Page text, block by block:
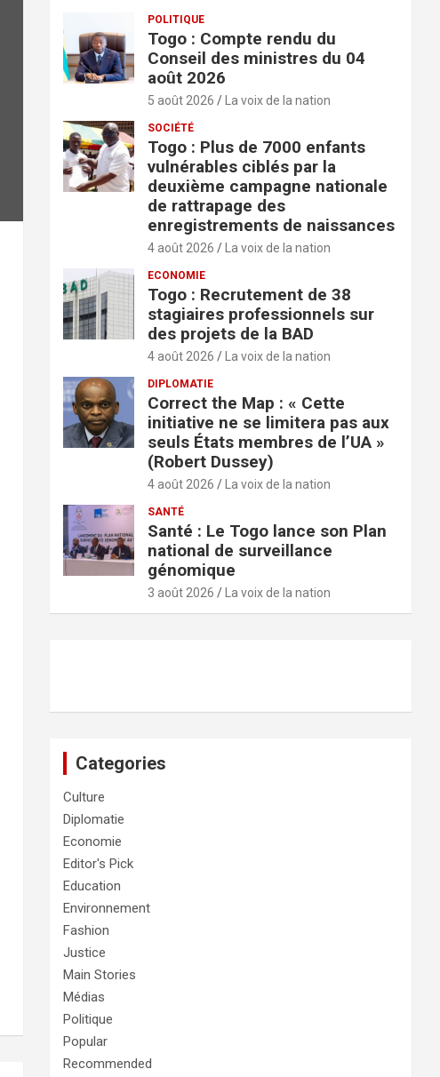
POLITIQUE
Togo : Compte rendu du
Conseil des ministres du 04
août 2026
5 août 2026 La voix de la nation
SOCIÉTÉ
Togo : Plus de 7000 enfants
vulnérables ciblés par la
deuxième campagne nationale
de rattrapage des
enregistrements de naissances
4 août 2026 La voix de la nation
ECONOMIE
Togo : Recrutement de 38
stagiaires professionnels sur
des projets de la BAD
4 août 2026 La voix de la nation
DIPLOMATIE
Correct the Map : « Cette
initiative ne se limitera pas aux
seuls États membres de l’UA »
(Robert Dussey)
4 août 2026 La voix de la nation
SANTÉ
Santé : Le Togo lance son Plan
national de surveillance
génomique
3 août 2026 La voix de la nation
Categories
Culture
Diplomatie
Economie
Editor's Pick
Education
Environnement
Fashion
Justice
Main Stories
Médias
Politique
Popular
Recommended